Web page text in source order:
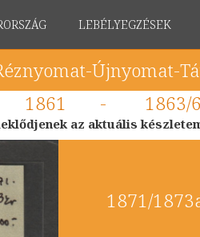
LEBÉLYEGZÉSEK
Újnyomat-
1861 - 1863/
az aktuális
1871/